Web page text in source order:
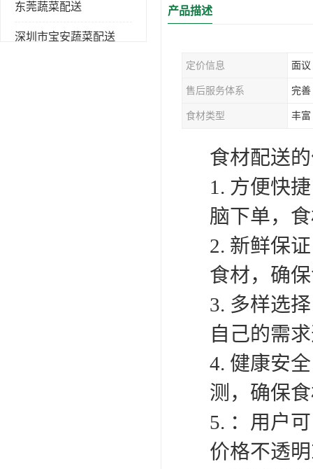
东莞蔬菜配送
深圳市宝安蔬菜配送
产品描述
定价信息 面议
售后服务体系 完善
食材类型 丰富
食材配送
1. 方便快
脑下单，
2. 新鲜保
食材，确
3. 多样选
自己的需
4. 健康安
测，确保
5. ：用户
价格不透